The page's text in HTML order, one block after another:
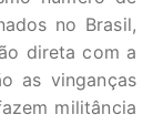
no Brasil,
direta com a
as vinganças
militância